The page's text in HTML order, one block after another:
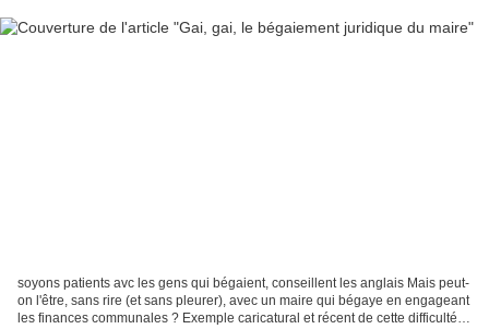
soyons patients avc les gens qui bégaient, conseillent les anglais Mais peut-
on l'être, sans rire (et sans pleurer), avec un maire qui bégaye en engageant
les finances communales ? Exemple caricatural et récent de cette difficulté à